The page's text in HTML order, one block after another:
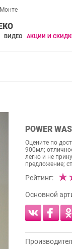
ВИДЕО АКЦИИ И
POWER
Оцените по
900мл;
легко и не
предложение;
Рейтинг:
Основной